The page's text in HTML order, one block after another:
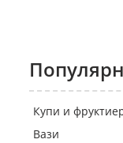
Купи и
Вази